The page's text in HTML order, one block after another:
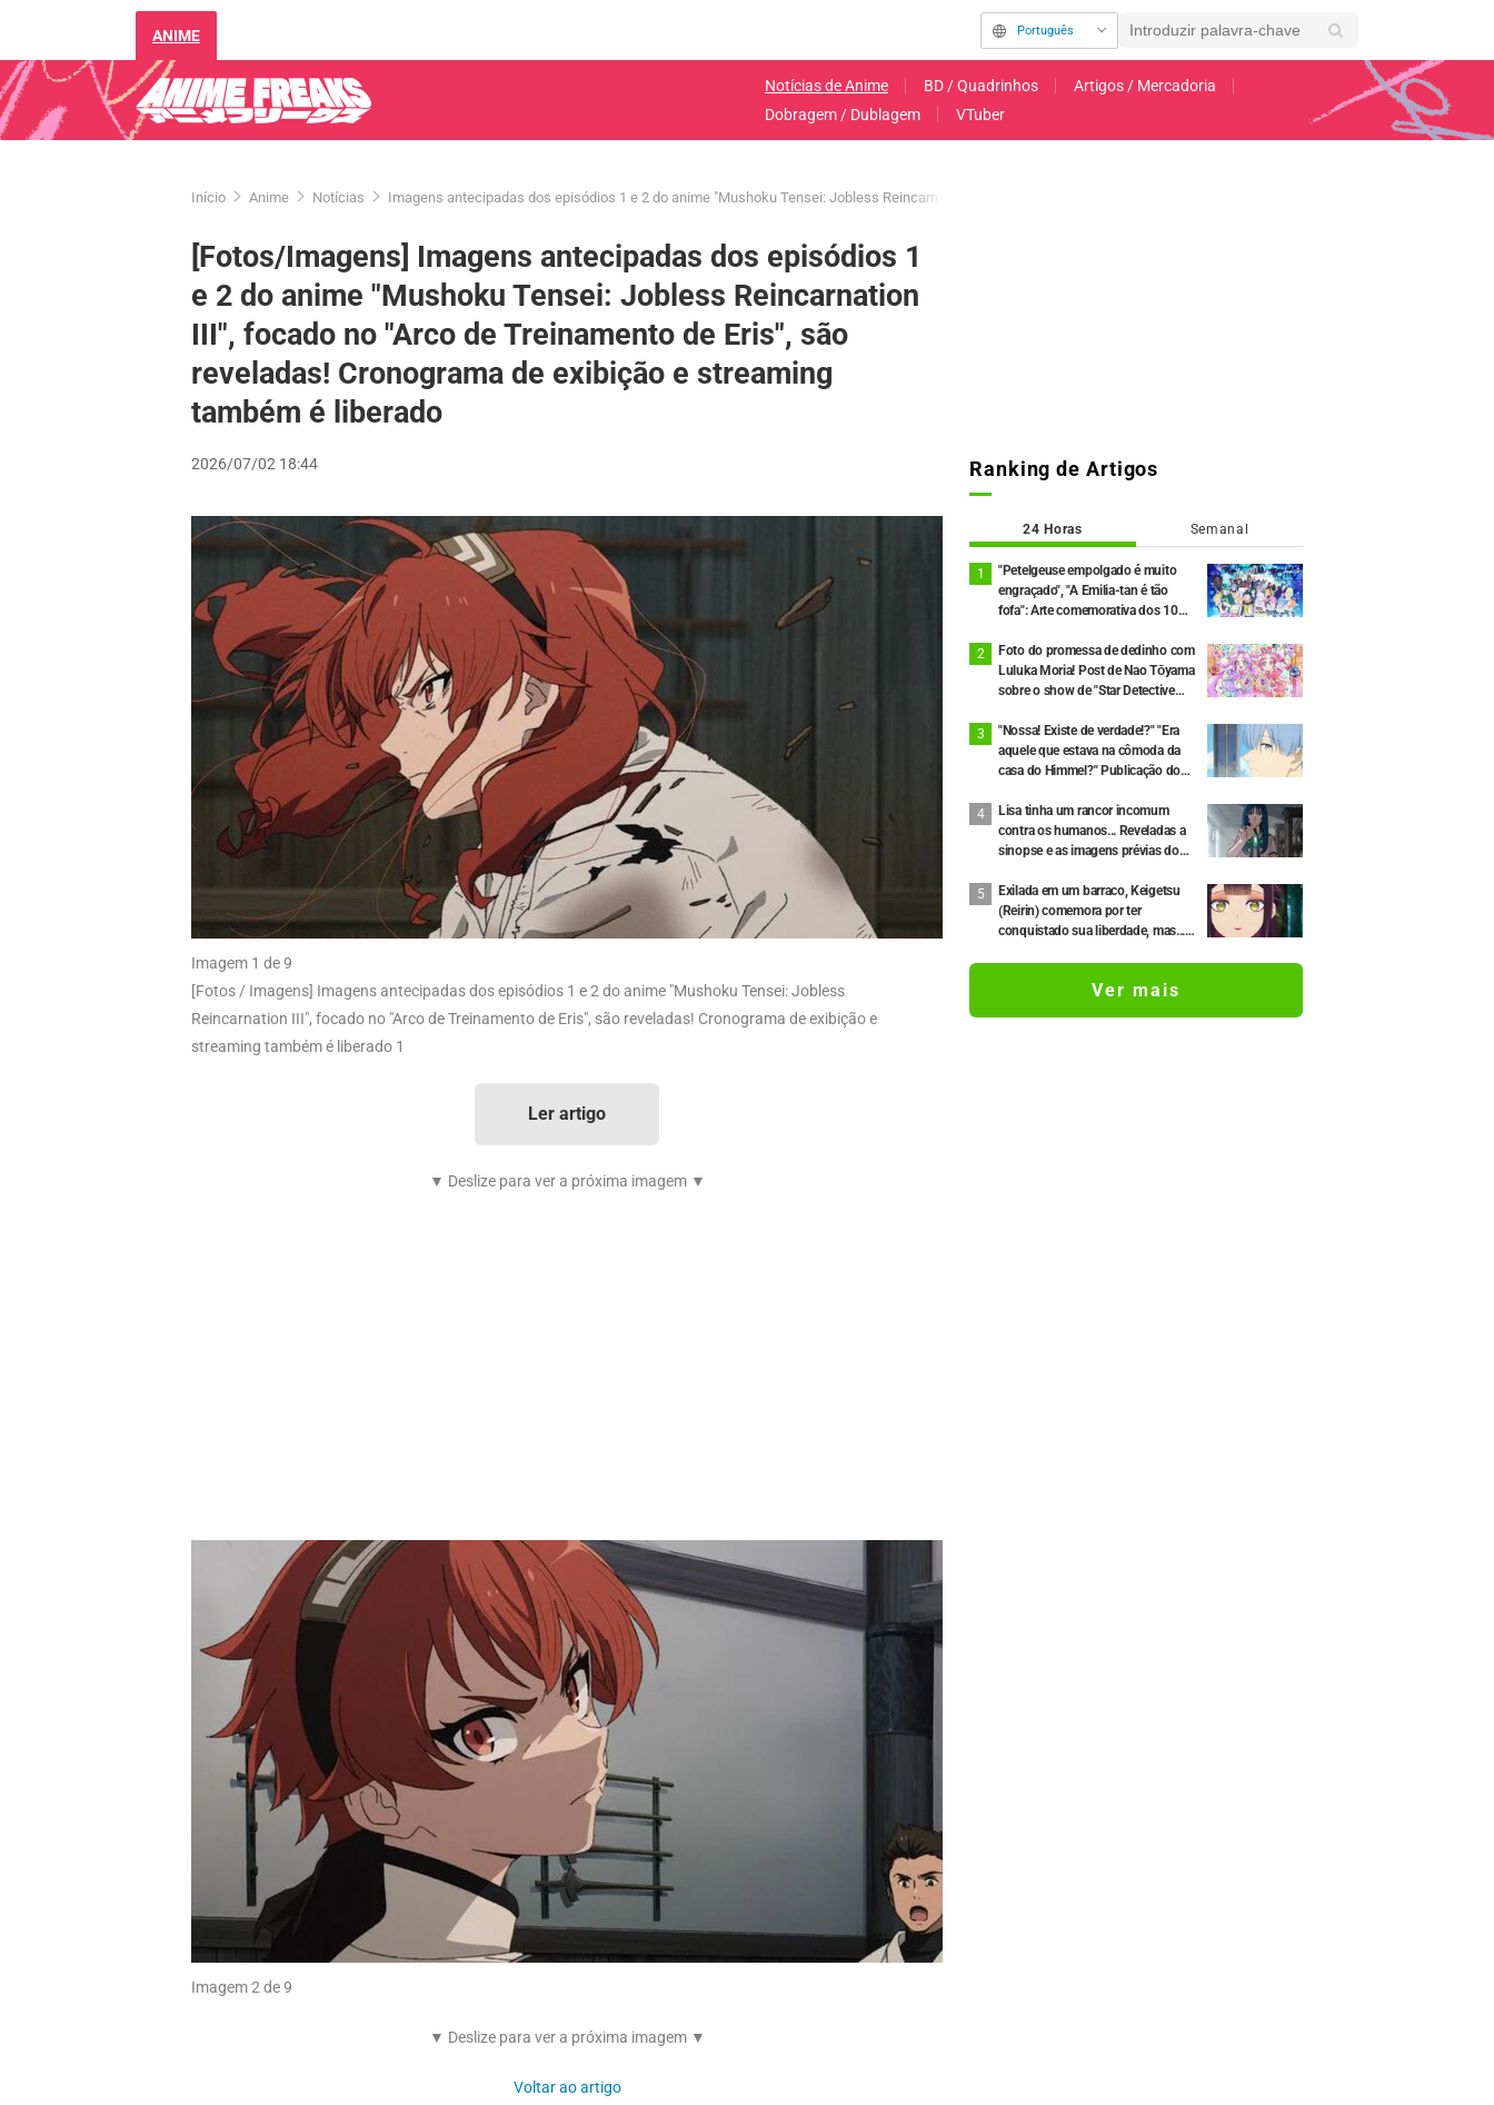
ANIME Português
Notícias de Anime BD / Quadrinhos
Artigos / Mercadoria
Dobragem / Dublagem
VTuber
Início Anime Notícias Imagens antecipadas dos episódios 1 e 2 do anime "Mushoku Tensei: Jobless Reincarnation III", focado no "Arco de Treinamento de Eris", são reveladas! Cronograma de
[Fotos/Imagens] Imagens antecipadas dos episódios 1
e 2 do anime "Mushoku Tensei: Jobless Reincarnation
III", focado no "Arco de Treinamento de Eris", são
reveladas! Cronograma de exibição e streaming
também é liberado
2026/07/02 18:44
Imagem 1 de 9
[Fotos / Imagens] Imagens antecipadas dos episódios 1 e 2 do anime "Mushoku Tensei: Jobless
Reincarnation III", focado no "Arco de Treinamento de Eris", são reveladas! Cronograma de exibição e
streaming também é liberado 1
Ler artigo
▼ Deslize para ver a próxima imagem ▼
Imagem 2 de 9
▼ Deslize para ver a próxima imagem ▼
Voltar ao artigo
Ranking de Artigos
24 Horas Semanal
"Petelgeuse empolgado é muito
engraçado", "A Emilia-tan é tão
fofa": Arte comemorativa dos 10
grande repercussão
Foto do promessa de dedinho com
Luluka Moria! Post de Nao Tōyama
sobre o show de "Star Detective
dupla Arcana"
"Nossa! Existe de verdade!?" "Era
aquele que estava na cômoda da
casa do Himmel?" Publicação do
episódio de "Frieren e a Jornada
Para o Além" surpreende os fãs
Lisa tinha um rancor incomum
contra os humanos... Reveladas a
sinopse e as imagens prévias do
Lara"
Exilada em um barraco, Keigetsu
(Reirin) comemora por ter
conquistado sua liberdade, mas...
Am an Inept Villainess"Ver mais